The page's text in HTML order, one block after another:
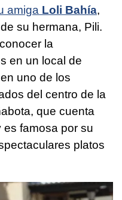
amiga Loli Bahía,
su hermana, Pili.
la
en un local de
uno de los
del centro de la
que cuenta
famosa por su
platos